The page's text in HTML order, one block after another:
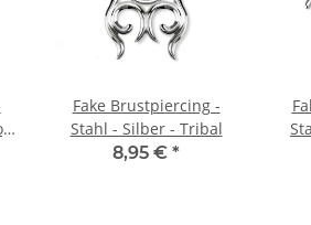
Fake Brustpiercing -
Stahl - Silber - Tribal
8,95 € *